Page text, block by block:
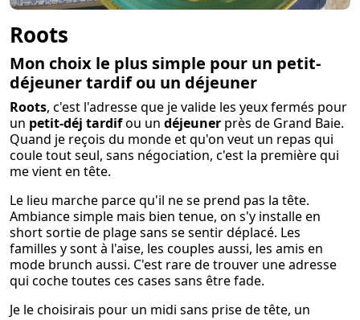
Roots
Mon choix le plus simple pour un petit-
déjeuner tardif ou un déjeuner
Roots, c'est l'adresse que je valide les yeux fermés pour
un petit-déj tardifou un déjeuner près de Grand Baie.
Quand je reçois du monde et qu'on veut un repas qui
coule tout seul, sans négociation, c'est la première qui
me vient en tête.
Le lieu marche parce qu'il ne se prend pas la tête.
Ambiance simple mais bien tenue, on s'y installe en
short sortie de plage sans se sentir déplacé. Les
familles y sont à l'aise, les couples aussi, les amis en
mode brunch aussi. C'est rare de trouver une adresse
qui coche toutes ces cases sans être fade.
Je le choisirais pour un midi sans prise de tête, un